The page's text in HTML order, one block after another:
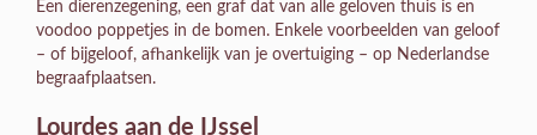
Een dierenzegening, een graf dat van alle geloven thuis is en
voodoo poppetjes in de bomen. Enkele voorbeelden van geloof
– of bijgeloof, afhankelijk van je overtuiging – op Nederlandse
begraafplaatsen.
Lourdes aan de IJssel